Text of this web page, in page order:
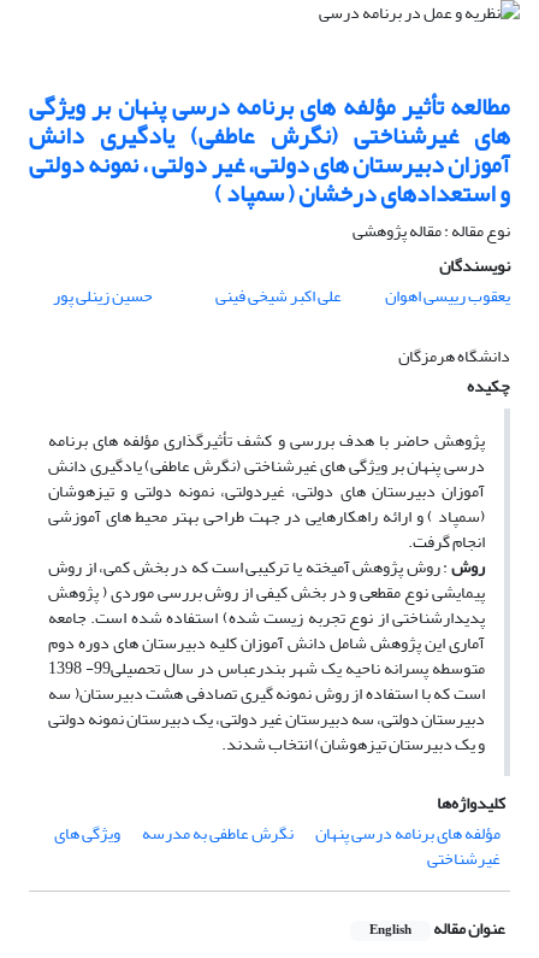
مطالعه تأثیر مؤلفه های برنامه درسی پنهان بر ویژگی
های غیرشناختی (نگرش عاطفی) یادگیری دانش
آموزان دبیرستان های دولتی، غیر دولتی ، نمونه دولتی
و استعدادهای درخشان ( سمپاد )
نوع مقاله : مقاله پژوهشی
نویسندگان
یعقوب رییسی اهوان
علی اکبر شیخی فینی
حسین زینلی پور
دانشگاه هرمزگان
چکیده
پژوهش حاضر با هدف بررسی و کشف تأثیرگذاری مؤلفه های برنامه
درسی پنهان بر ویژگی های غیرشناختی (نگرش عاطفی) یادگیری دانش
آموزان دبیرستان های دولتی، غیردولتی، نمونه دولتی و تیزهوشان
(سمپاد ) و ارائه راهکارهایی در جهت طراحی بهتر محیط های آموزشی
انجام گرفت.
روش: روش پژوهش آمیخته یا ترکیبی است که در بخش کمی، از روش
پیمایشی نوع مقطعی و در بخش کیفی از روش بررسی موردی ( پژوهش
پدیدارشناختی از نوع تجربه زیست شده) استفاده شده است. جامعه
آماری این پژوهش شامل دانش آموزان کلیه دبیرستان های دوره دوم
متوسطه پسرانه ناحیه یک شهر بندرعباس در سال تحصیلی99- 1398
است که با استفاده از روش نمونه گیری تصادفی هشت دبیرستان( سه
دبیرستان دولتی، سه دبیرستان غیر دولتی، یک دبیرستان نمونه دولتی
و یک دبیرستان تیزهوشان) انتخاب شدند.
کلیدواژه‌ها
مؤلفه های برنامه درسی پنهان
نگرش عاطفی به مدرسه ویژگی های
غیرشناختی
عنوان مقاله English